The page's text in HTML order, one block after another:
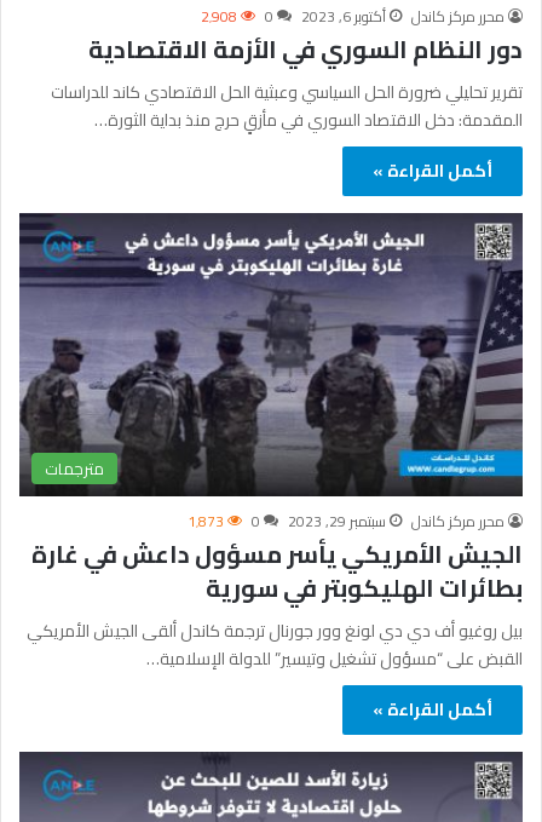
محرر مركز كاندل أكتوبر 6, 2023 0 2٬908
دور النظام السوري في الأزمة الاقتصادية
تقرير تحليلي ضرورة الحل السياسي وعبثية الحل الاقتصادي كاند للدراسات
المقدمة: دخل الاقتصاد السوري في مأزقٍ حرج منذ بداية الثورة…
أكمل القراءة »
مترجمات
محرر مركز كاندل سبتمبر 29, 2023 0 1٬873
الجيش الأمريكي يأسر مسؤول داعش في غارة
بطائرات الهليكوبتر في سورية
بيل روغيو أف دي دي لونغ وور جورنال ترجمة كاندل ألقى الجيش الأمريكي
القبض على “مسؤول تشغيل وتيسير” للدولة الإسلامية…
أكمل القراءة »